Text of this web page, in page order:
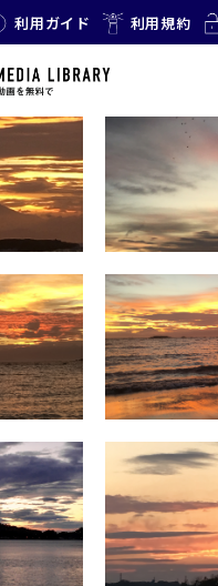
利用ガイド 利用規約
TAG: 夕暮れ